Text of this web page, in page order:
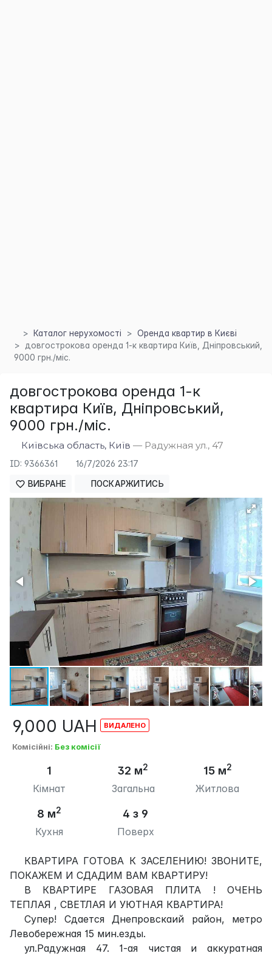
Каталог нерухомості
Оренда квартир в Києві
довгострокова оренда 1-к квартира Київ, Дніпровський,
9000 грн./міс.
довгострокова оренда 1-к
квартира Київ, Дніпровський,
9000 грн./міс.
Київська область, Київ — Радужная ул., 47
ID: 9366361 16/7/2026 23:17
ВИБРАНЕ ПОСКАРЖИТИСЬ
9,000 UAH
Комісійні: Без комісії
1
Кімнат
32 м2
Загальна
15 м2
Житлова
8 м2
Кухня
4 з 9
Поверх
КВАРТИРА ГОТОВА К ЗАСЕЛЕНИЮ! ЗВОНИТЕ,
ПОКАЖЕМ И СДАДИМ ВАМ КВАРТИРУ!
В КВАРТИРЕ ГАЗОВАЯ ПЛИТА ! ОЧЕНЬ
ТЕПЛАЯ , СВЕТЛАЯ И УЮТНАЯ КВАРТИРА!
Супер! Сдается Днепровскаий район, метро
Левобережная 15 мин.езды.
ул.Радужная 47. 1-ая чистая и аккуратная